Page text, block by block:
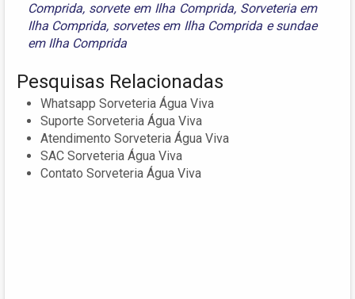
Comprida, sorvete em Ilha Comprida, Sorveteria em
Ilha Comprida, sorvetes em Ilha Comprida esundae
em Ilha Comprida
Pesquisas Relacionadas
Whatsapp Sorveteria Água Viva
Suporte Sorveteria Água Viva
Atendimento Sorveteria Água Viva
SAC Sorveteria Água Viva
Contato Sorveteria Água Viva